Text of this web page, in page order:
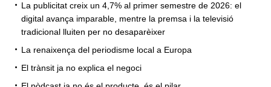
La publicitat creix un 4,7% al primer semestre de 2026: el
digital avança imparable, mentre la premsa i la televisió
tradicional lluiten per no desaparèixer
La renaixença del periodisme local a Europa
El trànsit ja no explica el negoci